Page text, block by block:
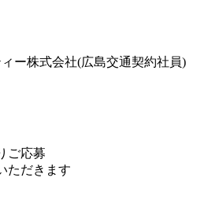
ー株式会社(広島交通契約社員)
ご応募
ただきます